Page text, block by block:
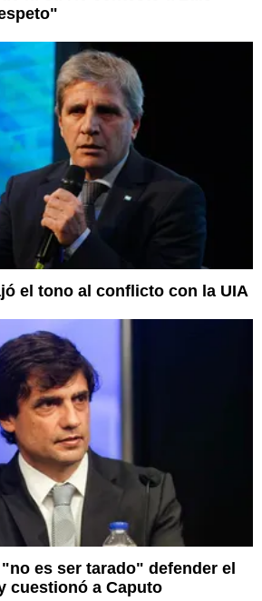
el tono al conflicto con la UIA
es ser tarado" defender el
cuestionó a Caputo